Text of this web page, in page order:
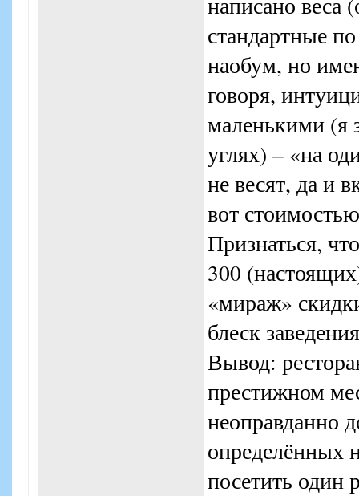
стандартные
наобум, но
говоря,
маленькими (я
углях) – «на
не весят, да и
вот
Признаться,
300
«мираж»
блеск
Вывод:
престижном
неоправданно
определённых
посетить один